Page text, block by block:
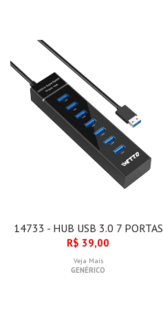
14733 - HUB USB 3.0 7 PORTAS
R$ 39,00
Veja Mais
GENÉRICO